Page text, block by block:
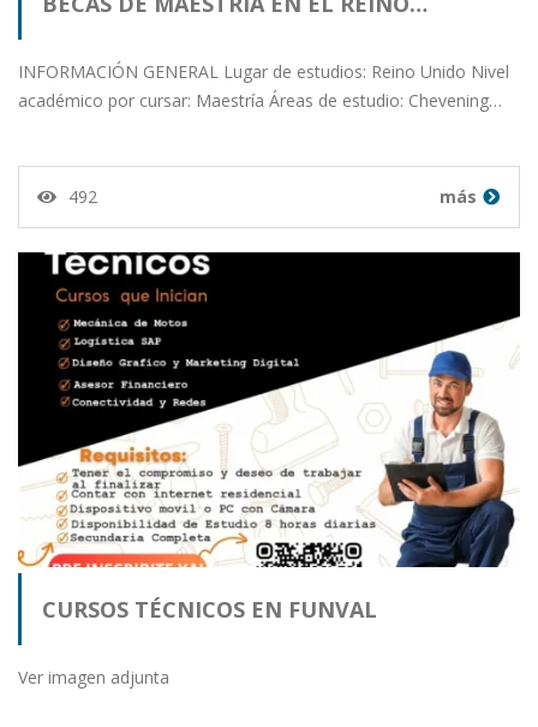
INFORMACIÓN GENERAL Lugar de estudios: Reino Unido Nivel
académico por cursar: Maestría Áreas de estudio: Chevening…
492 más
CURSOS TÉCNICOS EN FUNVAL
Ver imagen adjunta